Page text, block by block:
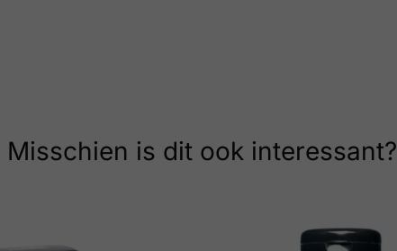
Misschien is dit ook interessant?